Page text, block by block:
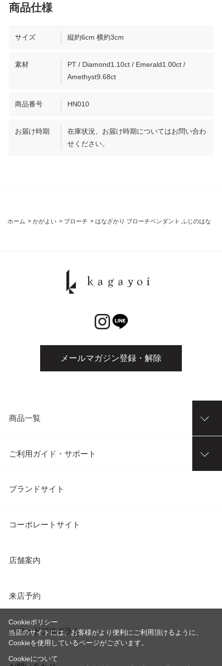
サイズ 縦約6cm 横約3cm
素材
PT / Diamond1.10ct / Emerald1.00ct /
Amethyst9.68ct
商品番号 HN010
お届け時期
在庫状況、お届け時期についてはお問い合わ
せください。
ホーム > かがよい > ブローチ > はなざかり ブローチペンダント ふじのはな
メールマガジン登録・解除
商品一覧
ご利用ガイド・サポート
ブランドサイト
コーポレートサイト
店舗案内
来店予約
リワードプログラム
Cookieポリシー
当店のサイトには、お客様がより便利にご利用頂けるように、
Cookieを使用しているページがございます。
Cookieについて